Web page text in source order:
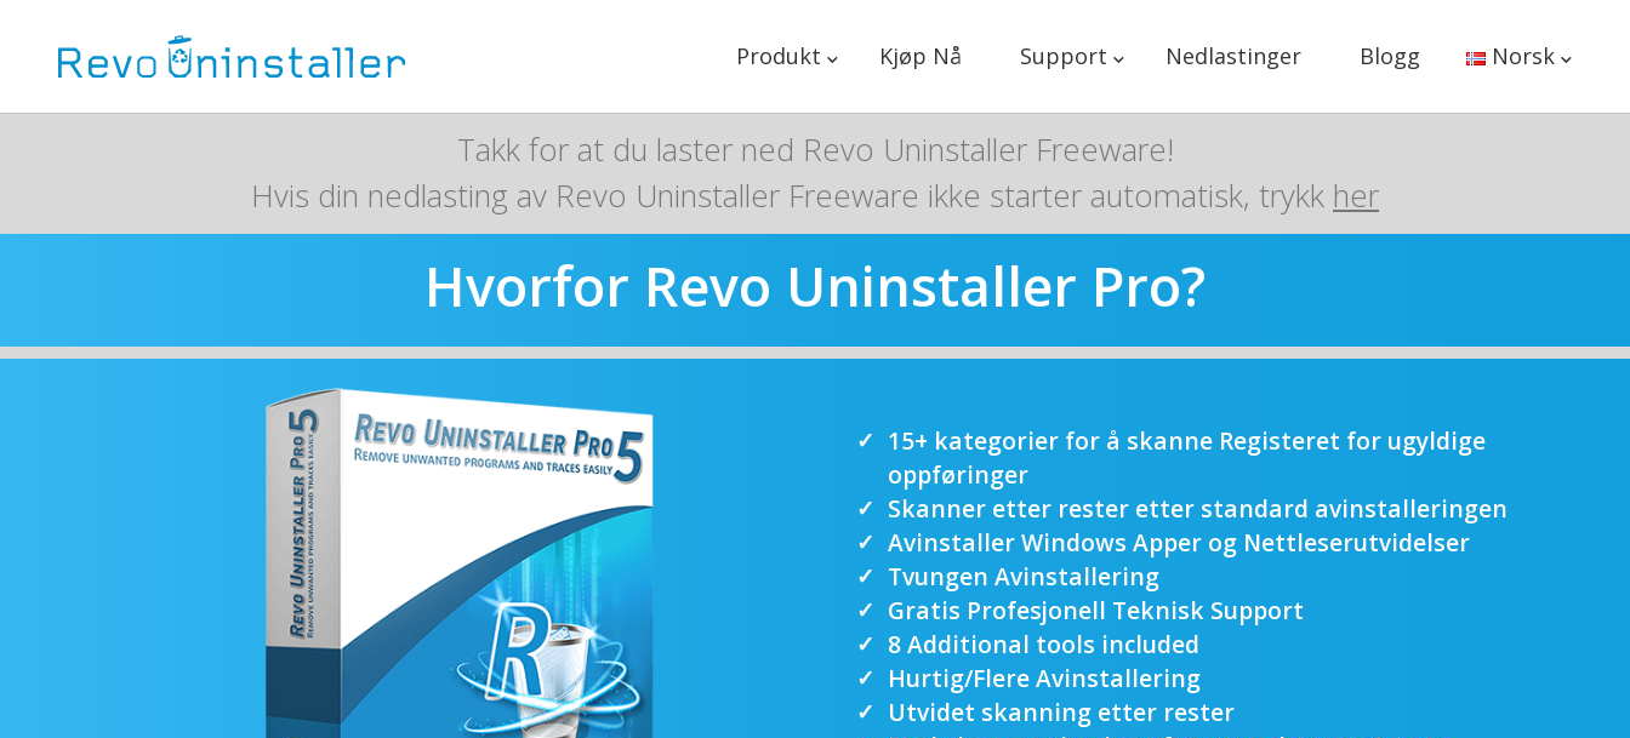
Produkt Kjøp Nå Support Nedlastinger Blogg Norsk
Takk for at du laster ned Revo Uninstaller Freeware!
Hvis din nedlasting av Revo Uninstaller Freeware ikke starter automatisk, trykk her
Hvorfor Revo Uninstaller Pro?
15+ kategorier for å skanne Registeret for ugyldige
oppføringer
Skanner etter rester etter standard avinstalleringen
Avinstaller Windows Apper og Nettleserutvidelser
Tvungen Avinstallering
Gratis Profesjonell Teknisk Support
8 Additional tools included
Hurtig/Flere Avinstallering
Utvidet skanning etter rester